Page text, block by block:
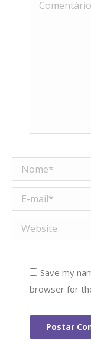
Nome *
E-mail *
Website
Save my
browser for
Postar